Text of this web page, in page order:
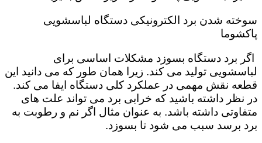
سوخته شدن برد الکترونیکی دستگاه لباسشویی
پاکشوما
اگر برد دستگاه بسوزد مشکلات اساسی برای
لباسشویی تولید می کند. زیرا همان طور که می دانید این
قطعه نقش مهمی در عملکرد کلی دستگاه ایفا می کند.
در نظر داشته باشید که خرابی برد می تواند علت های
متفاوتی داشته باشد. به عنوان مثال اگر نم و رطوبت به
برد برسد سبب می شود تا بسوزد.